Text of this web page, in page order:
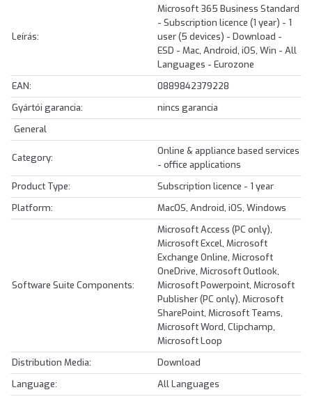
Leírás:
Microsoft 365 Business Standard
- Subscription licence (1 year) - 1
user (5 devices) - Download -
ESD - Mac, Android, iOS, Win - All
Languages - Eurozone
EAN:
0889842379228
Gyártói garancia:
nincs garancia
General
Category:
Online & appliance based services
- office applications
Product Type:
Subscription licence - 1 year
Platform:
MacOS, Android, iOS, Windows
Software Suite Components:
Microsoft Access (PC only),
Microsoft Excel, Microsoft
Exchange Online, Microsoft
OneDrive, Microsoft Outlook,
Microsoft Powerpoint, Microsoft
Publisher (PC only), Microsoft
SharePoint, Microsoft Teams,
Microsoft Word, Clipchamp,
Microsoft Loop
Distribution Media:
Download
Language:
All Languages